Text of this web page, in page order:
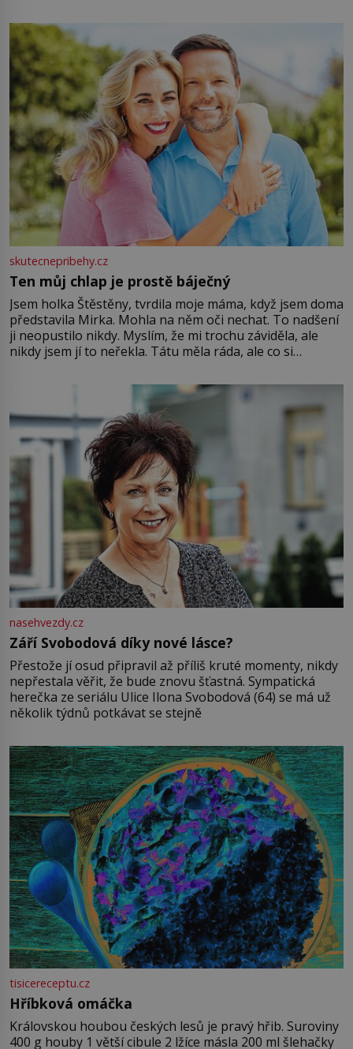
můžete obohatit své rituály a přinést do svého života
větší harmonii a klid. Je důležité
skutecnepribehy.cz
Ten můj chlap je prostě báječný
Jsem holka Štěstěny, tvrdila moje máma, když jsem doma
představila Mirka. Mohla na něm oči nechat. To nadšení
ji neopustilo nikdy. Myslím, že mi trochu záviděla, ale
nikdy jsem jí to neřekla. Tátu měla ráda, ale co si
Jsme spolu moc rádi Tehdy byla jiná doba, když
nasehvezdy.cz
Září Svobodová díky nové lásce?
Přestože jí osud připravil až příliš kruté momenty, nikdy
nepřestala věřit, že bude znovu šťastná. Sympatická
herečka ze seriálu Ulice Ilona Svobodová (64) se má už
několik týdnů potkávat se stejně
tisicereceptu.cz
Hříbková omáčka
Královskou houbou českých lesů je pravý hřib. Suroviny
400 g houby 1 větší cibule 2 lžíce másla 200 ml šlehačky